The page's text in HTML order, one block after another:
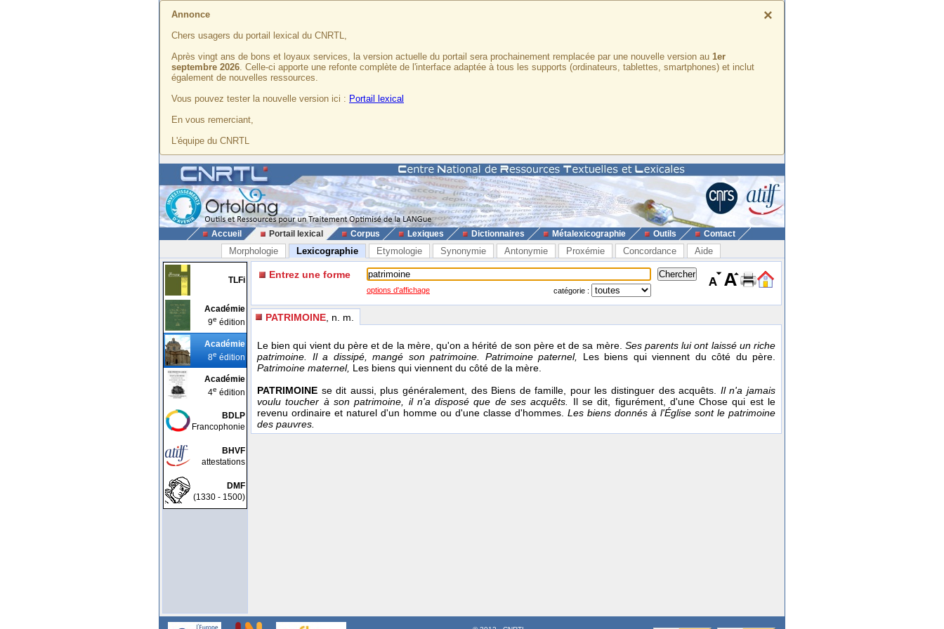
×
Annonce
Chers usagers du portail lexical du CNRTL,
Après vingt ans de bons et loyaux services, la version actuelle du portail sera prochainement remplacée par une nouvelle version au 1er
septembre 2026. Celle-ci apporte une refonte complète de l'interface adaptée à tous les supports (ordinateurs, tablettes, smartphones) et inclut
également de nouvelles ressources.
Vous pouvez tester la nouvelle version ici : Portail lexical
En vous remerciant,
L'équipe du CNRTL
Accueil Portail lexical Corpus Lexiques Dictionnaires Métalexicographie Outils Contact
Morphologie Lexicographie Etymologie Synonymie Antonymie Proxémie Concordance Aide
TLFi
Académie
9e édition
Académie
8e édition
Académie
4e édition
BDLP
Francophonie
BHVF
attestations
DMF
(1330 - 1500)
Entrez une forme
options d'affichage catégorie :
PATRIMOINE , n. m.
Le bien qui vient du père et de la mère, qu'on a hérité de son père et de sa mère. Ses parents lui ont laissé un riche
patrimoine. Il a dissipé, mangé son patrimoine. Patrimoine paternel, Les biens qui viennent du côté du père.
Patrimoine maternel, Les biens qui viennent du côté de la mère.
PATRIMOINE se dit aussi, plus généralement, des Biens de famille, pour les distinguer des acquêts. Il n'a jamais
voulu toucher à son patrimoine, il n'a disposé que de ses acquêts. Il se dit, figurément, d'une Chose qui est le
revenu ordinaire et naturel d'un homme ou d'une classe d'hommes. Les biens donnés à l'Église sont le patrimoine
des pauvres.